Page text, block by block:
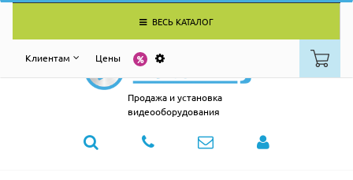
ВЕСЬ КАТАЛОГ
Клиентам Цены
Продажа и установка
видеооборудования